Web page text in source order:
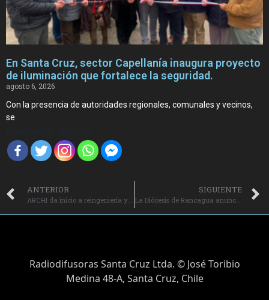
En Santa Cruz, sector Capellanía inaugura proyecto
de iluminación que fortalece la seguridad.
agosto 6, 2026
Con la presencia de autoridades regionales, comunales y vecinos,
se
ANTERIOR SIGUIENTE
La Diócesis de Rancagua anuncia nuevos nombramientos para fortalecer su servicio pastoral.
Radiodifusoras Santa Cruz Ltda. © José Toribio
Medina 48-A, Santa Cruz, Chile